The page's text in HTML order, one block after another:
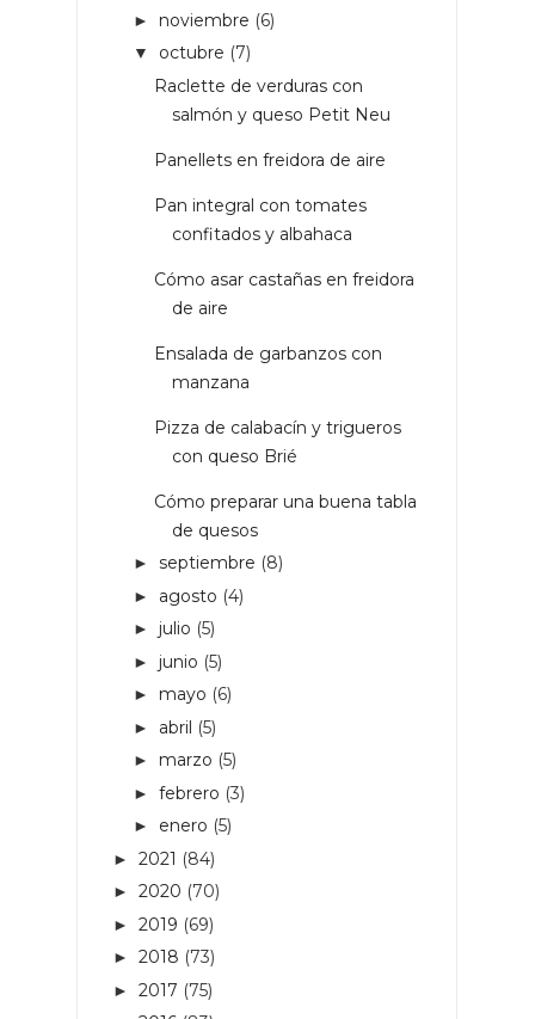
► noviembre (6)
▼ octubre (7)
Raclette de verduras con
salmón y queso Petit Neu
Panellets en freidora de aire
Pan integral con tomates
confitados y albahaca
Cómo asar castañas en freidora
de aire
Ensalada de garbanzos con
manzana
Pizza de calabacín y trigueros
con queso Brié
Cómo preparar una buena tabla
de quesos
► septiembre (8)
► agosto (4)
► julio (5)
► junio (5)
► mayo (6)
► abril (5)
► marzo (5)
► febrero (3)
► enero (5)
► 2021 (84)
► 2020 (70)
► 2019 (69)
► 2018 (73)
► 2017 (75)